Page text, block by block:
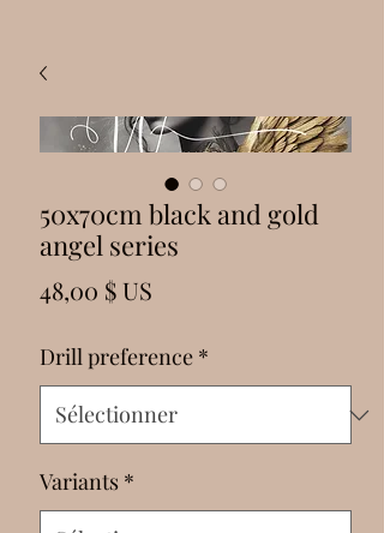
50x70cm black and gold
angel series
48,00 $ US
Drill preference *
Variants *